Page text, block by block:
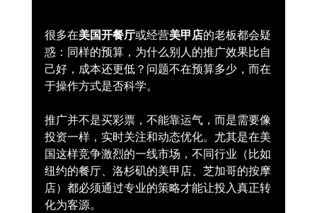
很多在美国开餐厅或经营美甲店的老板都会疑
惑：同样的预算，为什么别人的推广效果比自
己好，成本还更低？问题不在预算多少，而在
于操作方式是否科学。
推广并不是买彩票，不能靠运气，而是需要像
投资一样，实时关注和动态优化。尤其是在美
国这样竞争激烈的一线市场，不同行业（比如
纽约的餐厅、洛杉矶的美甲店、芝加哥的按摩
店）都必须通过专业的策略才能让投入真正转
化为客源。